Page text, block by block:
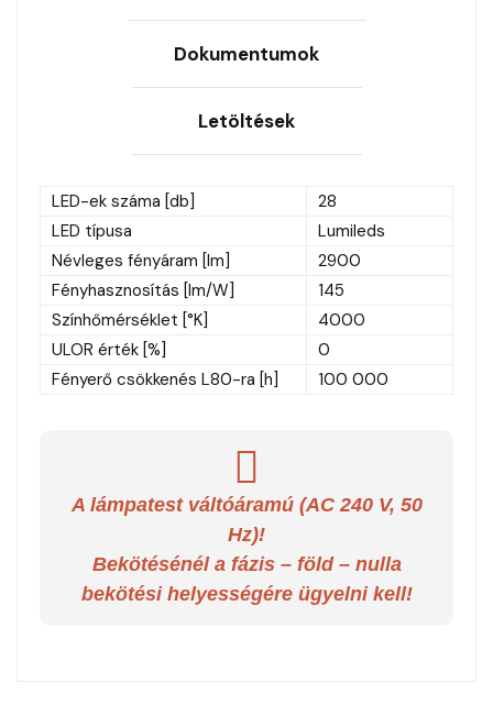
Dokumentumok
Letöltések
LED-ek száma [db]
28
LED típusa
Lumileds
Névleges fényáram [lm]
2900
Fényhasznosítás [lm/W]
145
Színhőmérséklet [°K]
4000
ULOR érték [%]
0
Fényerő csökkenés L80-ra [h]
100 000
A lámpatest váltóáramú (AC 240 V, 50
Hz)!
Bekötésénél a fázis – föld – nulla
bekötési helyességére ügyelni kell!